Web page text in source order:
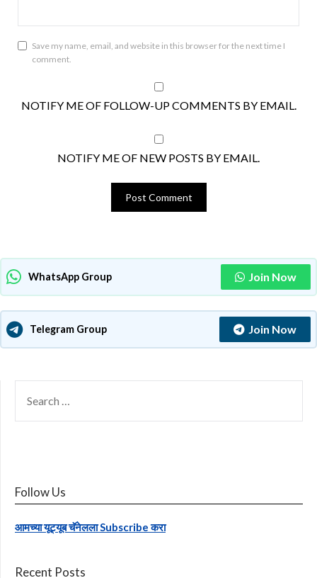
Save my name, email, and website in this browser for the next time I
comment.
NOTIFY ME OF FOLLOW-UP COMMENTS BY EMAIL.
NOTIFY ME OF NEW POSTS BY EMAIL.
WhatsApp Group Join Now
Telegram Group Join Now
FOR:
Follow Us
आमच्या यूट्यूब चॅनेलला Subscribe करा
Recent Posts